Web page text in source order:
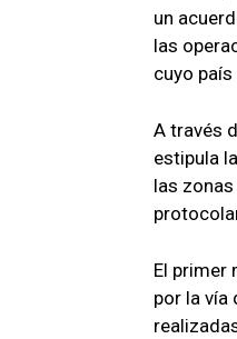
un
las
cuyo
A través
estipula
las
El primer
por la vía